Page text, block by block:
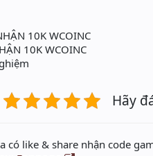
10K WCOINC
10K WCOINC
Hãy
like & share nhận code